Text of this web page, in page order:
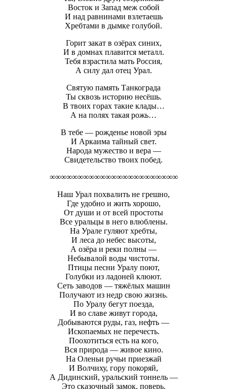
Восток и Запад меж собой
И над равнинами взлетаешь
Хребтами в дымке голубой.
Горит закат в озёрах синих,
И в домнах плавится металл.
Тебя взрастила мать Россия,
А силу дал отец Урал.
Святую память Танкограда
Ты сквозь историю несёшь.
В твоих горах такие клады…
А на полях такая рожь…
В тебе — рожденье новой эры
И Аркаима тайный свет.
Народа мужество и вера —
Свидетельство твоих побед.
∞∞∞∞∞∞∞∞∞∞∞∞∞∞∞∞∞∞∞∞∞∞∞
Наш Урал похвалить не грешно,
Где удобно и жить хорошо,
От души и от всей простоты
Все уральцы в него влюблены.
На Урале гуляют хребты,
И леса до небес высоты,
А озёра и реки полны —
Небывалой воды чистоты.
Птицы песни Уралу поют,
Голубки из ладоней клюют.
Сеть заводов — тяжёлых машин
Получают из недр свою жизнь.
По Уралу бегут поезда,
И во славе живут города,
Добываются руды, газ, нефть —
Ископаемых не перечесть.
Поохотиться есть на кого,
Вся природа — живое кино.
На Оленьи ручьи приезжай
И Волчиху, гору покоряй,
А Дидинский, уральский тоннель —
Это сказочный замок, поверь.